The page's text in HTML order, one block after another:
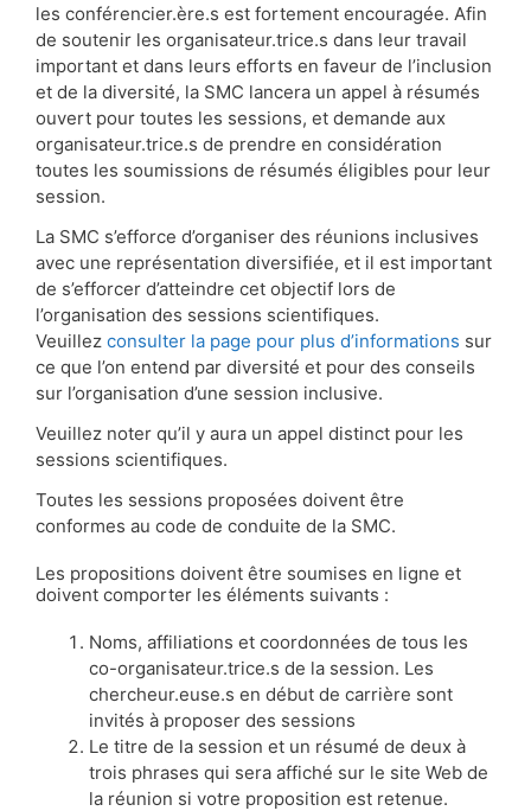
les conférencier.ère.s est fortement encouragée. Afin
de soutenir les organisateur.trice.s dans leur travail
important et dans leurs efforts en faveur de l’inclusion
et de la diversité, la SMC lancera un appel à résumés
ouvert pour toutes les sessions, et demande aux
organisateur.trice.s de prendre en considération
toutes les soumissions de résumés éligibles pour leur
session.
La SMC s’efforce d’organiser des réunions inclusives
avec une représentation diversifiée, et il est important
de s’efforcer d’atteindre cet objectif lors de
l’organisation des sessions scientifiques.
Veuillez consulter la page pour plus d’informations sur
ce que l’on entend par diversité et pour des conseils
sur l’organisation d’une session inclusive.
Veuillez noter qu’il y aura un appel distinct pour les
sessions scientifiques.
Toutes les sessions proposées doivent être
conformes au code de conduite de la SMC.
Les propositions doivent être soumises en ligne et
doivent comporter les éléments suivants :
Noms, affiliations et coordonnées de tous les
co-organisateur.trice.s de la session. Les
chercheur.euse.s en début de carrière sont
invités à proposer des sessions
Le titre de la session et un résumé de deux à
trois phrases qui sera affiché sur le site Web de
la réunion si votre proposition est retenue.